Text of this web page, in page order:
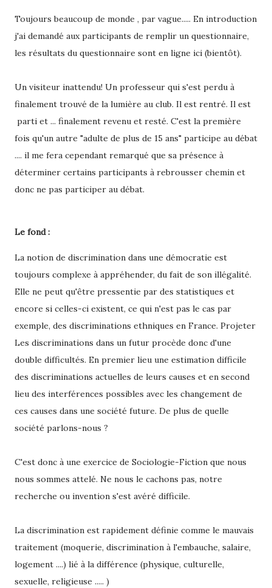
Toujours beaucoup de monde , par vague..... En introduction
j'ai demandé aux participants de remplir un questionnaire,
les résultats du questionnaire sont en ligne ici (bientôt).
Un visiteur inattendu! Un professeur qui s'est perdu à
finalement trouvé de la lumière au club. Il est rentré. Il est
parti et ... finalement revenu et resté. C'est la première
fois qu'un autre "adulte de plus de 15 ans" participe au débat
.... il me fera cependant remarqué que sa présence à
déterminer certains participants à rebrousser chemin et
donc ne pas participer au débat.
Le fond :
La notion de discrimination dans une démocratie est
toujours complexe à appréhender, du fait de son illégalité.
Elle ne peut qu'être pressentie par des statistiques et
encore si celles-ci existent, ce qui n'est pas le cas par
exemple, des discriminations ethniques en France. Projeter
Les discriminations dans un futur procède donc d'une
double difficultés. En premier lieu une estimation difficile
des discriminations actuelles de leurs causes et en second
lieu des interférences possibles avec les changement de
ces causes dans une société future. De plus de quelle
société parlons-nous ?
C'est donc à une exercice de Sociologie-Fiction que nous
nous sommes attelé. Ne nous le cachons pas, notre
recherche ou invention s'est avéré difficile.
La discrimination est rapidement définie comme le mauvais
traitement (moquerie, discrimination à l'embauche, salaire,
logement ....) lié à la différence (physique, culturelle,
sexuelle, religieuse ..... )